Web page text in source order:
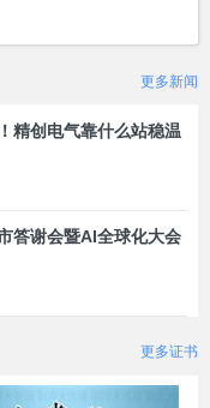
更多新闻
精创电气靠什么站稳温
答谢会暨AI全球化大会
更多证书